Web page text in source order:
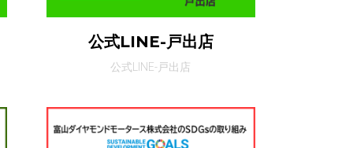
公式LINE-戸出店
公式LINE-戸出店